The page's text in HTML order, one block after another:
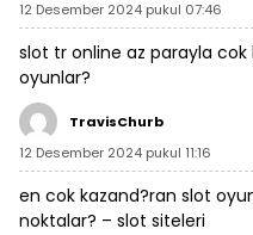
12 Desember 2024 pukul 07:46
slot tr online az parayla cok
oyunlar?
TravisChurb
12 Desember 2024 pukul 11:16
en cok kazand?ran slot
noktalar? – slot siteleri